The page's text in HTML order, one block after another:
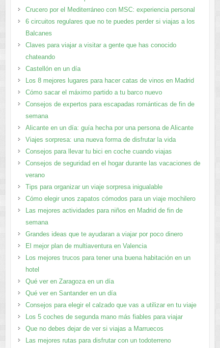
Crucero por el Mediterráneo con MSC: experiencia personal
6 circuitos regulares que no te puedes perder si viajas a los
Balcanes
Claves para viajar a visitar a gente que has conocido
chateando
Castellón en un día
Los 8 mejores lugares para hacer catas de vinos en Madrid
Cómo sacar el máximo partido a tu barco nuevo
Consejos de expertos para escapadas románticas de fin de
semana
Alicante en un día: guía hecha por una persona de Alicante
Viajes sorpresa: una nueva forma de disfrutar la vida
Consejos para llevar tu bici en coche cuando viajas
Consejos de seguridad en el hogar durante las vacaciones de
verano
Tips para organizar un viaje sorpresa inigualable
Cómo elegir unos zapatos cómodos para un viaje mochilero
Las mejores actividades para niños en Madrid de fin de
semana
Grandes ideas que te ayudaran a viajar por poco dinero
El mejor plan de multiaventura en Valencia
Los mejores trucos para tener una buena habitación en un
hotel
Qué ver en Zaragoza en un día
Qué ver en Santander en un día
Consejos para elegir el calzado que vas a utilizar en tu viaje
Los 5 coches de segunda mano más fiables para viajar
Que no debes dejar de ver si viajas a Marruecos
Las mejores rutas para disfrutar con un todoterreno